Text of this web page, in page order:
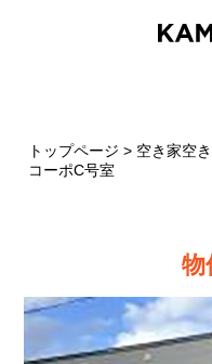
トップページ > 空き家空
コーポC号室
物